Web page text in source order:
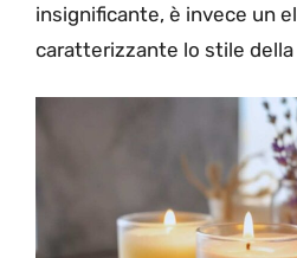
insignificante, è invece un
caratterizzante lo stile della